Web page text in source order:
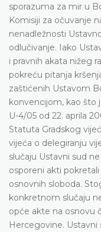
sporazuma za mir u
Komisiji za očuvanje
nenadležnosti
odlučivanje. Iako
i pravnih akata nižeg
pokreću pitanja
zaštićenih Ustavom
konvencijom, kao što
U-4/05 od 22. aprila
Statuta Gradskog
vijeća o delegiranju
slučaju Ustavni sud
osporeni akti
osnovnih sloboda.
konkretnom slučaju
opće akte na osnovu
Hercegovine. Ustavni